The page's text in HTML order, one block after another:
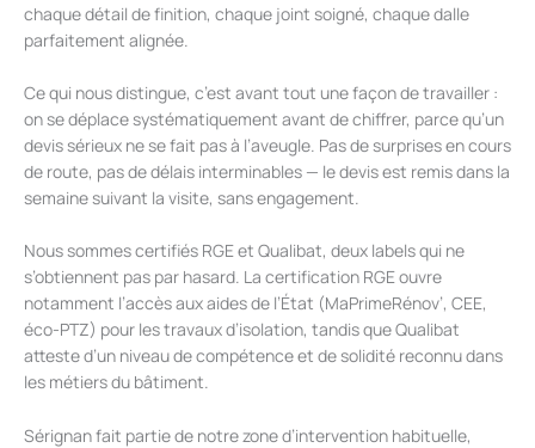
chaque détail de finition, chaque joint soigné, chaque dalle
parfaitement alignée.
Ce qui nous distingue, c’est avant tout une façon de travailler :
on se déplace systématiquement avant de chiffrer, parce qu’un
devis sérieux ne se fait pas à l’aveugle. Pas de surprises en cours
de route, pas de délais interminables — le devis est remis dans la
semaine suivant la visite, sans engagement.
Nous sommes certifiés RGE et Qualibat, deux labels qui ne
s’obtiennent pas par hasard. La certification RGE ouvre
notamment l’accès aux aides de l’État (MaPrimeRénov’, CEE,
éco-PTZ) pour les travaux d’isolation, tandis que Qualibat
atteste d’un niveau de compétence et de solidité reconnu dans
les métiers du bâtiment.
Sérignan fait partie de notre zone d’intervention habituelle,